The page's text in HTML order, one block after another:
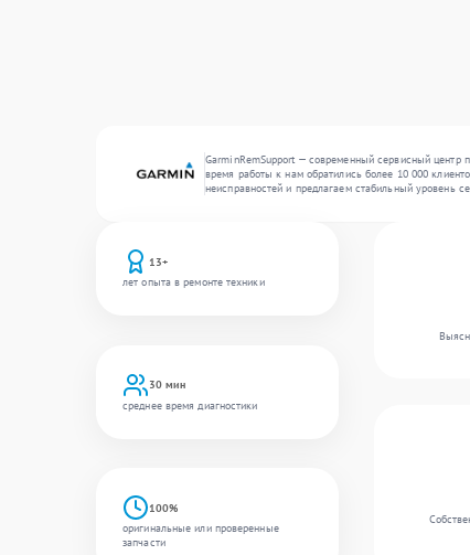
GarminRemSupport — современный сервисный центр
время работы к нам обратились более 10 000
неисправностей и предлагаем стабильный уровень
13+
лет опыта в ремонте техники
30 мин
среднее время диагностики
100%
оригинальные или проверенные
запчасти